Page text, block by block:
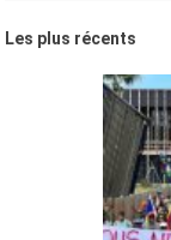
Les plus récents